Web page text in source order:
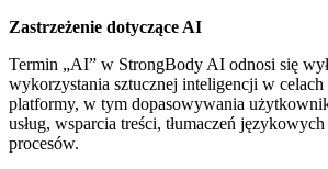
Zastrzeżenie dotyczące AI
Termin „AI” w StrongBody AI odnosi się
wykorzystania sztucznej inteligencji w
platformy, w tym dopasowywania
usług, wsparcia treści, tłumaczeń
procesów.